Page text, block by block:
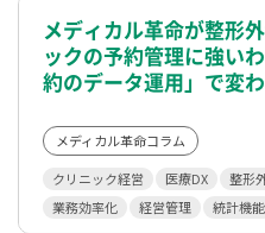
メディカル革命が整形
ックの予約管理に強い
約のデータ運用」で変
メディカル革命コラム
クリニック経営 医療DX 整形
業務効率化
経営管理 統計機能